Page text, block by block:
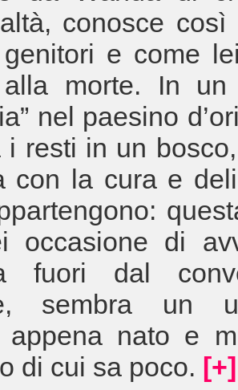
conosce così
e come
alla morte. In un
nel paesino
i resti in un
con la cura e
occasione di
fuori dal
sembra un
appena nato e
di cui sa poco. [+]